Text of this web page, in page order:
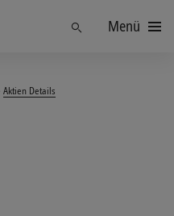
FindenMenü
Aktien Details